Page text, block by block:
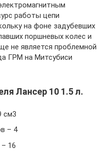
работы цепи
на фоне задубевших
поршневых колес и
не является проблемной
ГРМ на Митсубиси
Лансер 10 1.5 л.
см3
– 4
16